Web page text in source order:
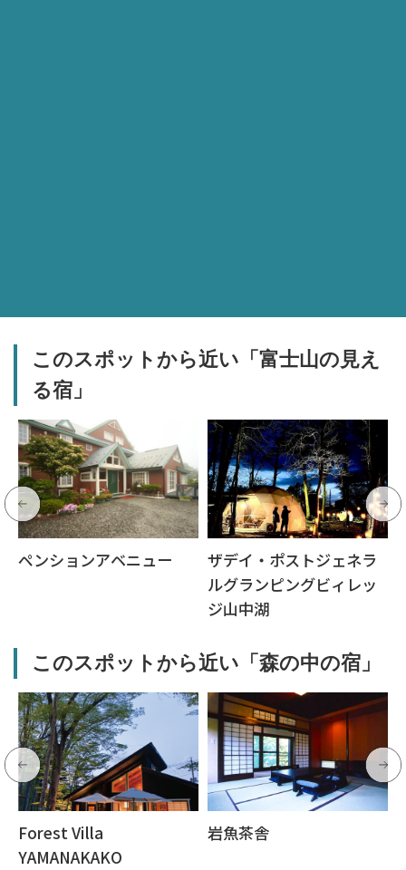
このスポットから近い「富士山の見え
る宿」
ペンションアベニュー
ザデイ・ポストジェネラ
ルグランピングビィレッ
ジ山中湖
このスポットから近い「森の中の宿」
Forest Villa
YAMANAKAKO
岩魚茶舎